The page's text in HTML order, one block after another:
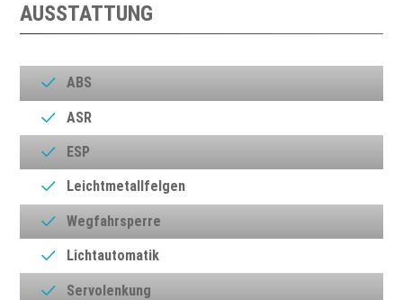
AUSSTATTUNG
ABS
ASR
ESP
Leichtmetallfelgen
Wegfahrsperre
Lichtautomatik
Servolenkung